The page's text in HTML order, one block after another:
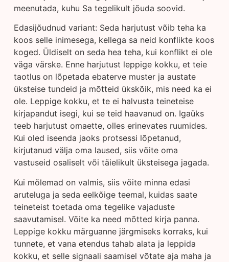
meenutada, kuhu Sa tegelikult jõuda soovid.
Edasijõudnud variant: Seda harjutust võib teha ka
koos selle inimesega, kellega sa neid konflikte koos
koged. Üldiselt on seda hea teha, kui konflikt ei ole
väga värske. Enne harjutust leppige kokku, et teie
taotlus on lõpetada ebaterve muster ja austate
üksteise tundeid ja mõtteid ükskõik, mis need ka ei
ole. Leppige kokku, et te ei halvusta teineteise
kirjapandut isegi, kui se teid haavanud on. Igaüks
teeb harjutust omaette, olles erinevates ruumides.
Kui oled iseenda jaoks protsessi lõpetanud,
kirjutanud välja oma laused, siis võite oma
vastuseid osaliselt või täielikult üksteisega jagada.
Kui mõlemad on valmis, siis võite minna edasi
aruteluga ja seda eelkõige teemal, kuidas saate
teineteist toetada oma tegelike vajaduste
saavutamisel. Võite ka need mõtted kirja panna.
Leppige kokku märguanne järgmiseks korraks, kui
tunnete, et vana etendus tahab alata ja leppida
kokku, et selle signaali saamisel võtate aja maha ja